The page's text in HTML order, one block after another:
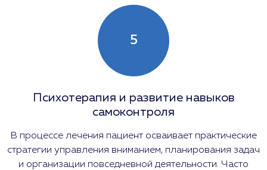
5
Психотерапия и развитие навыков
самоконтроля
В процессе лечения пациент осваивает практические
стратегии управления вниманием, планирования задач
и организации повседневной деятельности. Часто